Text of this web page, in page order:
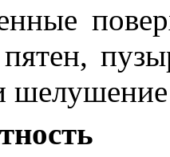
пятен,